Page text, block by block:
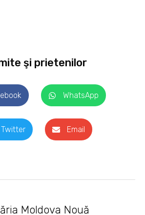
şi prietenilor
WhatsApp
Twitter Email
Moldova Nouă